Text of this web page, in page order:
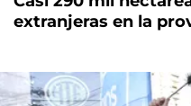
extranjeras en la